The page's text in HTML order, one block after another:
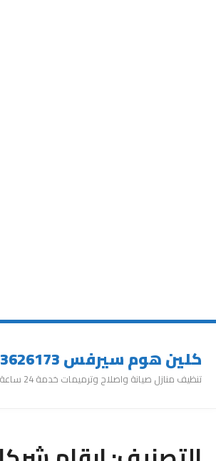
كلين هوم سيرفس 0543626173
تنظيف منازل صيانة واصلاح وترميمات خدمة 24 ساعة عمالة مميزة